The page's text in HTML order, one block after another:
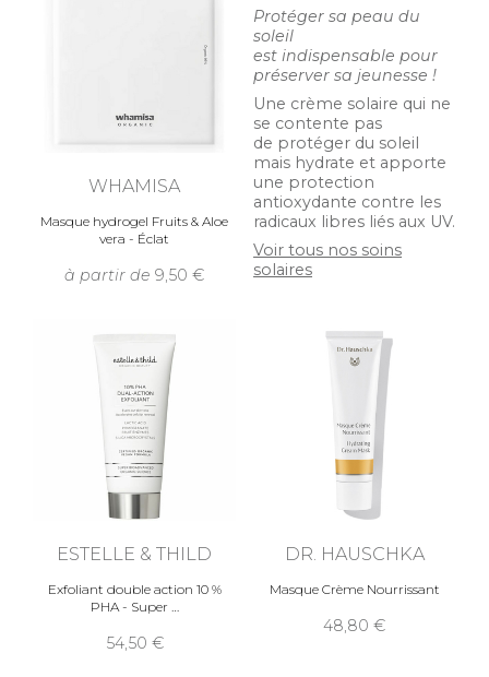
WHAMISA
Masque hydrogel Fruits & Aloe
vera - Éclat
à partir de 9,50
Protéger sa peau du
soleil
est indispensable pour
préserver sa jeunesse !
Une crème solaire qui ne
se contente pas
de protéger du soleil
mais hydrate et apporte
une protection
antioxydante contre les
radicaux libres liés aux UV.
Voir tous nos soins
solaires
ESTELLE & THILD
Exfoliant double action 10 %
PHA - Super
54,50
DR. HAUSCHKA
Masque Crème Nourrissant
48,80